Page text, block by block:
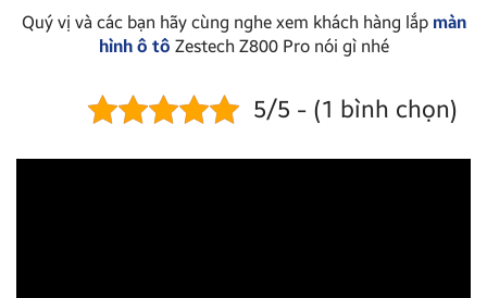
Quý vị và các bạn hãy cùng nghe xem khách hàng lắp màn
hình ô tô Zestech Z800 Pro nói gì nhé
5/5 - (1 bình chọn)